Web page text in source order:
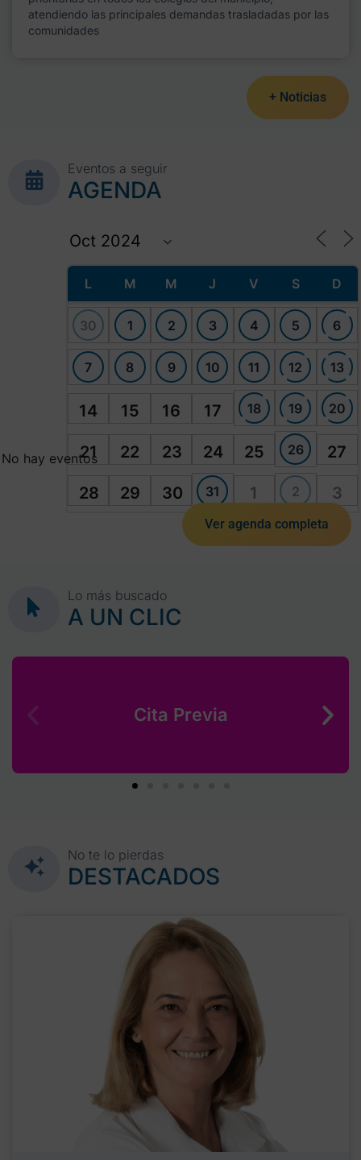
atendiendo las principales demandas trasladadas por las
comunidades
+ Noticias
Eventos a seguir
AGENDA
L M M J V S D
30 1 2 3 4 5 6
7 8 9 10 11 12 13
14 15 16 17 18 19 20
21 22 23 24 25 26 27
28 29 30 31 1 2 3
No hay eventos
Ver agenda completa
Lo más buscado
A UN CLIC
Cita Previa
No te lo pierdas
DESTACADOS